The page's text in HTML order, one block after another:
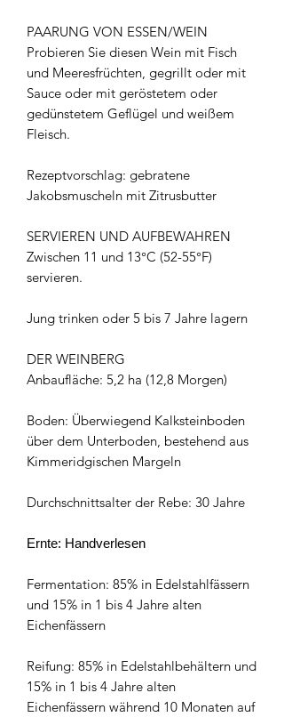
PAARUNG VON ESSEN/WEIN
Probieren Sie diesen Wein mit Fisch
und Meeresfrüchten, gegrillt oder mit
Sauce oder mit geröstetem oder
gedünstetem Geflügel und weißem
Fleisch.
Rezeptvorschlag: gebratene
Jakobsmuscheln mit Zitrusbutter
SERVIEREN UND AUFBEWAHREN
Zwischen 11 und 13°C (52-55°F)
servieren.
Jung trinken oder 5 bis 7 Jahre lagern
DER WEINBERG
Anbaufläche: 5,2 ha (12,8 Morgen)
Boden: Überwiegend Kalksteinboden
über dem Unterboden, bestehend aus
Kimmeridgischen Margeln
Durchschnittsalter der Rebe: 30 Jahre
Ernte: Handverlesen
Fermentation: 85% in Edelstahlfässern
und 15% in 1 bis 4 Jahre alten
Eichenfässern
Reifung: 85% in Edelstahlbehältern und
15% in 1 bis 4 Jahre alten
Eichenfässern während 10 Monaten auf